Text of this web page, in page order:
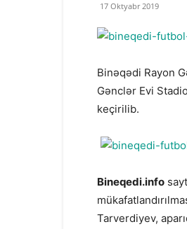
17 Oktyabr 2019
Binəqədi Rayon
Gənclər Evi
keçirilib.
Bineqedi.info
Tarverdiyev,